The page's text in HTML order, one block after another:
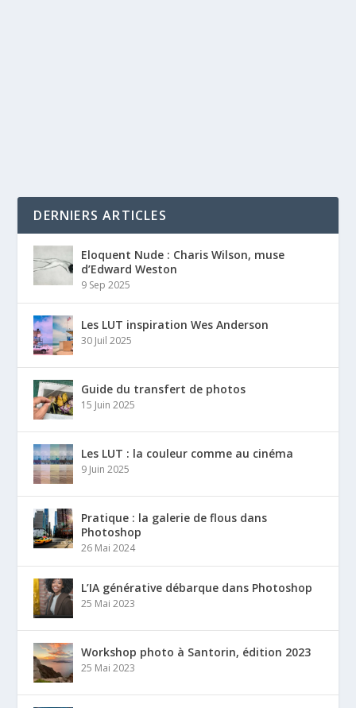
DERNIERS ARTICLES
Eloquent Nude : Charis Wilson, muse
d’Edward Weston
9 Sep 2025
Les LUT inspiration Wes Anderson
30 Juil 2025
Guide du transfert de photos
15 Juin 2025
Les LUT : la couleur comme au cinéma
9 Juin 2025
Pratique : la galerie de flous dans
Photoshop
26 Mai 2024
L’IA générative débarque dans Photoshop
25 Mai 2023
Workshop photo à Santorin, édition 2023
25 Mai 2023